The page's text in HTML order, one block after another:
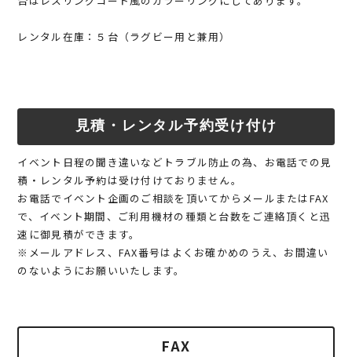
レンタル在庫：５台（ラグビー用と兼用）
見積・レンタル予約受け付け
イベント日程の聞き違いなどトラブル防止の為、お電話での見
積・レンタル予約は受け付けておりません。
お電話でイベント企画のご相談を頂いてからメールまたはFAX
で、イベント期間、ご利用機材の種類と台数をご連絡頂くと迅
速に御見積ができます。
※メールアドレス、FAX番号はよくお確かめのうえ、お間違い
のないようにお願いいたします。
FAX